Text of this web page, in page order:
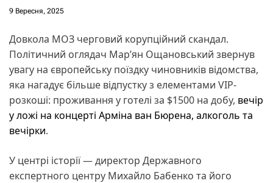
9 Вересня, 2025
Довкола МОЗ черговий корупційний скандал.
Політичний оглядач Мар’ян Ощановський звернув
увагу на європейську поїздку чиновників відомства,
яка нагадує більше відпустку з елементами VIP-
розкоші: проживання у готелі за $1500 на добу, вечір
у ложі на концерті Арміна ван Бюрена, алкоголь та
вечірки.
У центрі історії — директор Державного
експертного центру Михайло Бабенко та його